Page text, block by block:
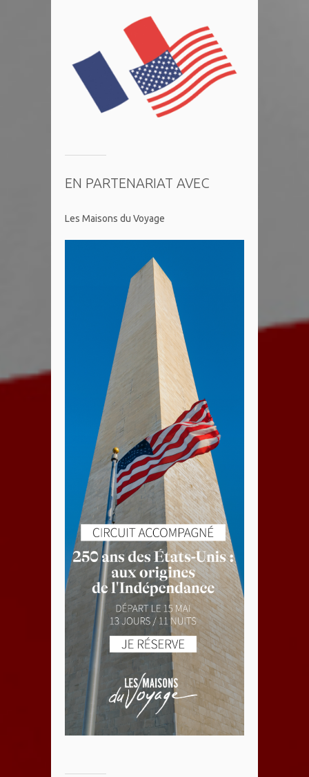
EN PARTENARIAT AVEC
Les Maisons du Voyage